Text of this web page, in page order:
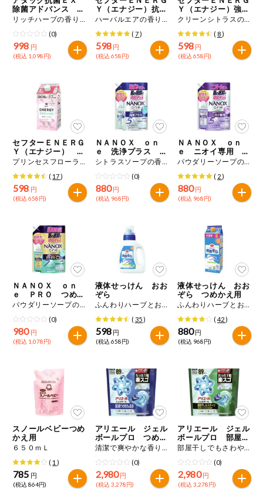
コープ商品
今週の新登場
複数注文でお
ポイントがも
らえる！
お弁当用商品
ミールキット
組合員さんの
リクエスト
いいもんみっ
け
オーガニック
ベビー・キッ
ズ関連
サプリメン
ト・栄養補助
アレルゲン対
応
エシカル
除菌アドバンス つ
めかえ用
リッチハーブの香り ２．０３ｋｇ
(0)
998 円
(税込 1,098円)
Ｙ（エナジー）抗
菌・防臭 つめかえ ハーバルエアの香り １０００ｇ
( 7)
598 円
(税込 658円)
Ｙ（エナジー）強力
洗浄 つめかえ用
クリーンシトラスの香り １０００ｇ
( 8)
598 円
(税込 658円)
セフターＥＮＥＲＧ
Ｙ（エナジー） 柔
軟剤入り濃縮洗剤プリンセスフローラルの香り １０００ｇ
( 17)
598 円
(税込 658円)
ＮＡＮＯＸ ｏｎ
ｅ 洗浄プラス つ
めかえ用
シトラスソープの香り １０８０ｇ
(0)
880 円
(税込 968円)
ＮＡＮＯＸ ｏｎ
ｅ ニオイ専用 つ
めかえ用
パウダリーソープの香り １０８０ｇ
( 2)
880円
(税込 968円)
ＮＡＮＯＸ ｏｎ
ｅ ＰＲＯ つめか
え用
パウダリーソープの香り １０１０ｇ
(0)
980 円
(税込 1,078円)
液体せっけん おお
ぞら
ふんわりハーブとお花の香り ８００ｍＬ
( 35)
598 円
(税込 658円)
液体せっけん おお
ぞら つめかえ用
ふんわりハーブとお花の香り １５００ｍＬ
( 42)
880円
(税込 968円)
スノールベビーつめ
かえ用
６５０ｍＬ
( 1 )
785 円
(税込 864円)
アリエール ジェル
ボールプロ つめか
え
清潔で爽やかな香り ８９個入り
(0)
2,980 円
(税込 3,278円)
アリエール ジェル
ボールプロ 部屋干
し用 つめかえ
部屋干しでもさわやかな香り ８９個入り
(0)
2,980 円
(税込 3,278円)